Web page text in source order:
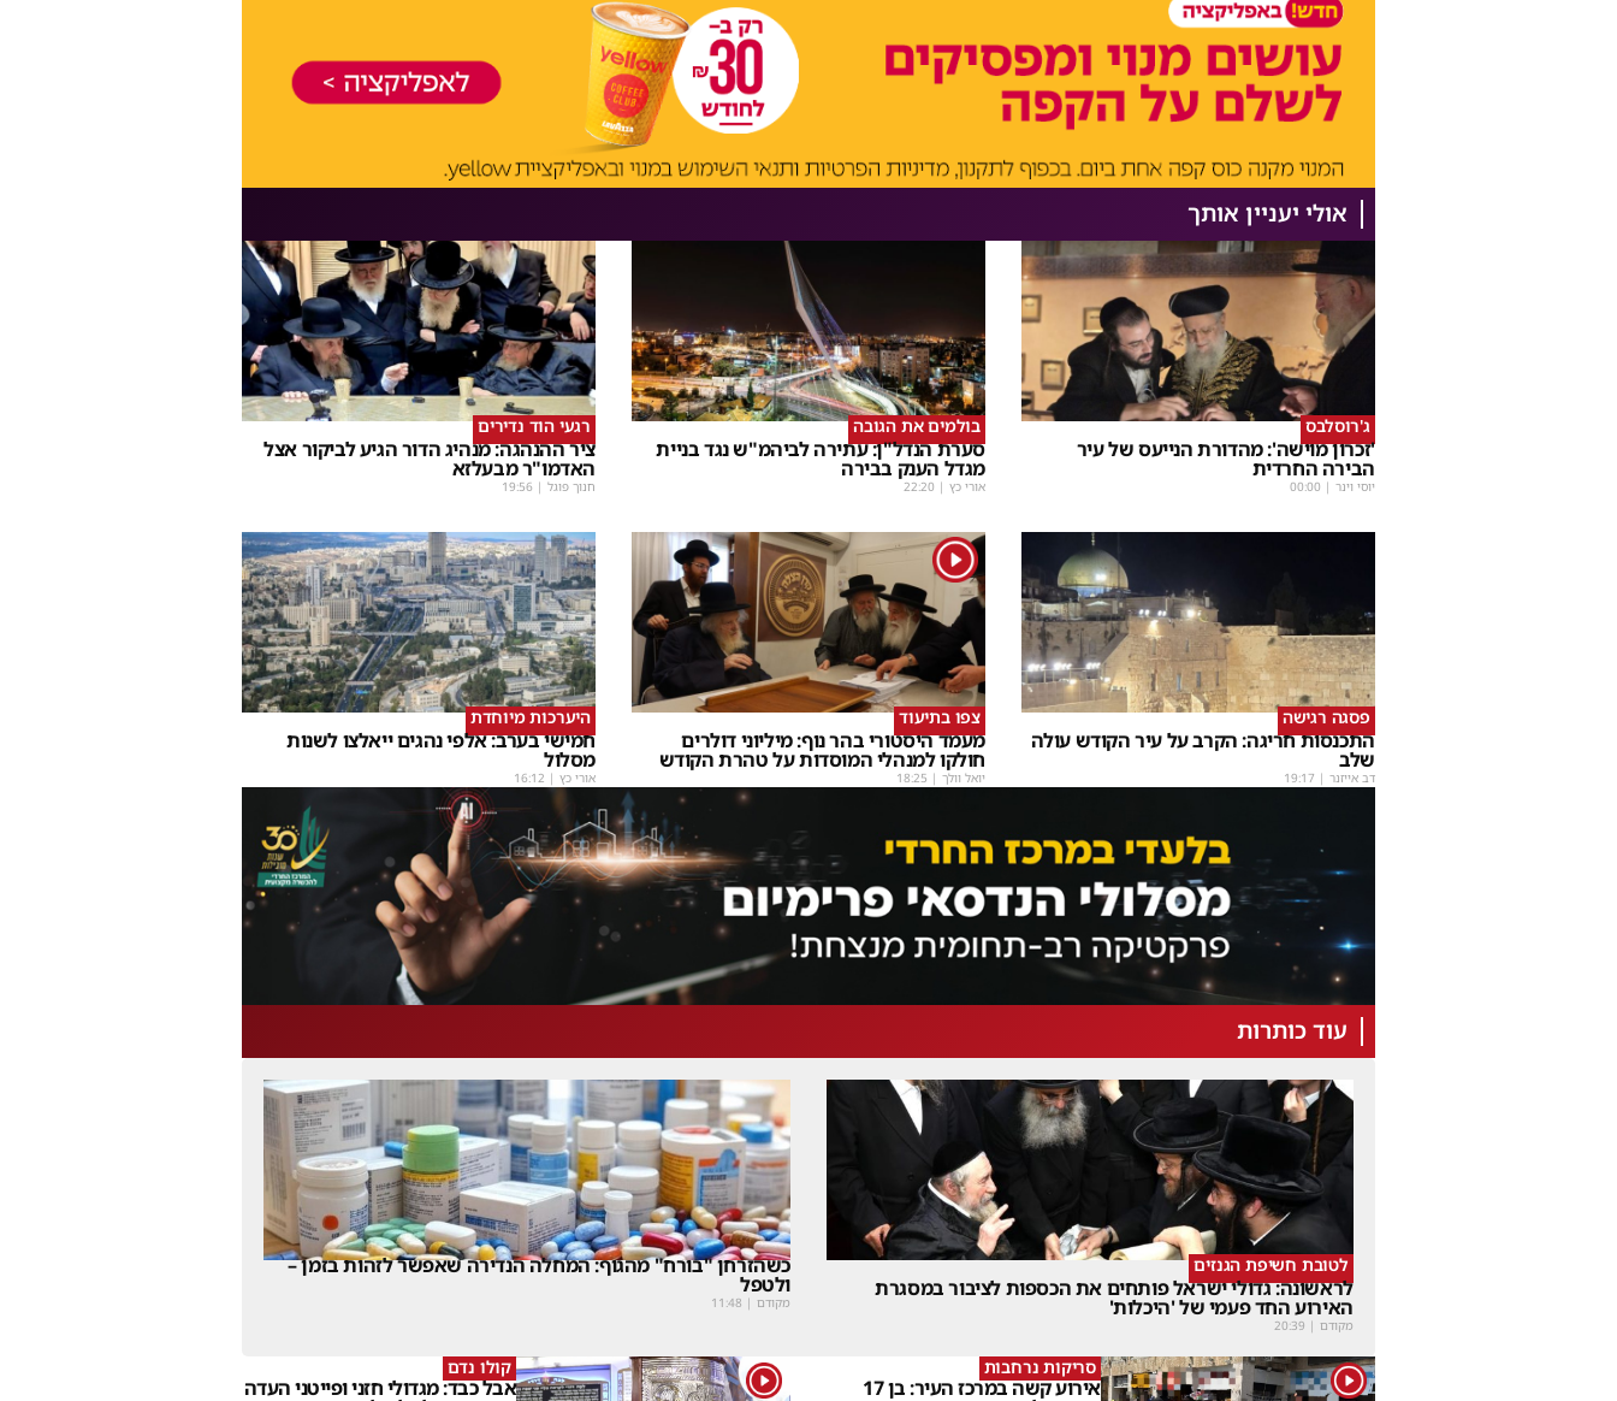
אולי יעניין אותך
ג'רוסלבס
'זכרון מוישה': מהדורת הנייעס של עיר
הבירה החרדית
יוסי וינר |
00:00
בולמים את הגובה
סערת הנדל"ן: עתירה לביהמ"ש נגד בניית
מגדל הענק בבירה
אורי כץ |
22:20
רגעי הוד נדירים
ציר ההנהגה: מנהיג הדור הגיע לביקור אצל
האדמו"ר מבעלזא
חנוך פוגל |
19:56
פסגה רגישה
התכנסות חריגה: הקרב על עיר הקודש עולה
שלב
דב אייזנר |
19:17
1
צפו בתיעוד
מעמד היסטורי בהר נוף: מיליוני דולרים
חולקו למנהלי המוסדות על טהרת הקודש
יואל וולך |
18:25
היערכות מיוחדת
חמישי בערב: אלפי נהגים ייאלצו לשנות
מסלול
אורי כץ |
16:12
עוד כותרות
לטובת חשיפת הגנזים
לראשונה: גדולי ישראל פותחים את הכספות לציבור במסגרת
האירוע החד פעמי של 'היכלות'
מקודם |
20:39
כשהזרחן "בורח" מהגוף: המחלה הנדירה שאפשר לזהות בזמן –
ולטפל
מקודם |
11:48
1 סריקות נרחבות
אירוע קשה במרכז העיר: בן 17
1 קולו נדם
אבל כבד: מגדולי חזני ופייטני העדה